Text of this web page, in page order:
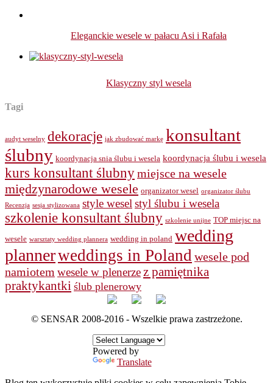
Eleganckie wesele w pałacu Asi i Rafała
Klasyczny styl wesela
Tagi
audyt weselny dekoracje jak zbudować markę konsultant
ślubny koordynacja snia ślubu i wesela koordynacja ślubu i wesela
kurs konsultant ślubnymiejsce na wesele
międzynarodowe wesele organizator wesel organizator ślubu
Recenzja sesja stylizowana style wesel styl ślubu i wesela
szkolenie konsultant ślubny szkolenie unijne TOP miejsc na
wesele warsztaty wedding plannera wedding in poland wedding
plannerweddings in Polandwesele pod
namiotem wesele w plenerze z pamiętnika
praktykantki ślub plenerowy
© SENSAR 2008-2016 - Wszelkie prawa zastrzeżone.
Powered by
Translate